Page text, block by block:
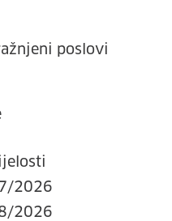
poslovi
2026
2026